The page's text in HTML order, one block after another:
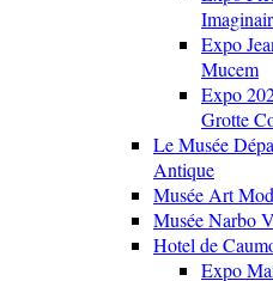
Expo
Mucem
Expo
Grotte
Le Musée
Antique
Musée Art
Musée Narbo
Hotel de
Expo